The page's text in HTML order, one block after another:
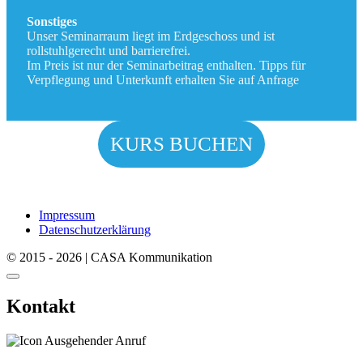
Sonstiges
Unser Seminarraum liegt im Erdgeschoss und ist
rollstuhlgerecht und barrierefrei.
Im Preis ist nur der Seminarbeitrag enthalten. Tipps für
Verpflegung und Unterkunft erhalten Sie auf Anfrage
KURS BUCHEN
Impressum
Datenschutzerklärung
© 2015 - 2026 | CASA Kommunikation
Kontakt